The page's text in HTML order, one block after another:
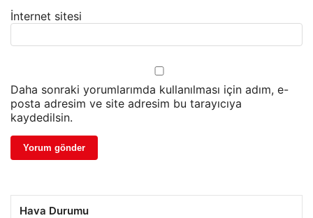
İnternet sitesi
Daha sonraki yorumlarımda kullanılması için adım, e-
posta adresim ve site adresim bu tarayıcıya
kaydedilsin.
Hava Durumu